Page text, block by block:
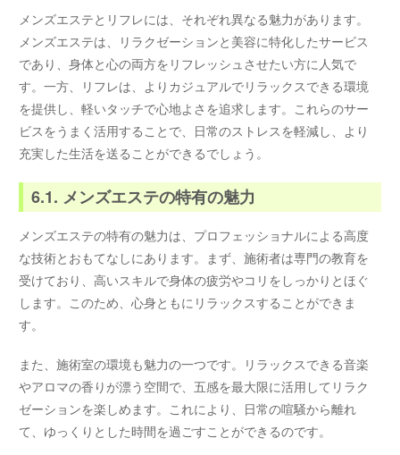
メンズエステとリフレには、それぞれ異なる魅力があります。
メンズエステは、リラクゼーションと美容に特化したサービス
であり、身体と心の両方をリフレッシュさせたい方に人気で
す。一方、リフレは、よりカジュアルでリラックスできる環境
を提供し、軽いタッチで心地よさを追求します。これらのサー
ビスをうまく活用することで、日常のストレスを軽減し、より
充実した生活を送ることができるでしょう。
6.1. メンズエステの特有の魅力
メンズエステの特有の魅力は、プロフェッショナルによる高度
な技術とおもてなしにあります。まず、施術者は専門の教育を
受けており、高いスキルで身体の疲労やコリをしっかりとほぐ
します。このため、心身ともにリラックスすることができま
す。
また、施術室の環境も魅力の一つです。リラックスできる音楽
やアロマの香りが漂う空間で、五感を最大限に活用してリラク
ゼーションを楽しめます。これにより、日常の喧騒から離れ
て、ゆっくりとした時間を過ごすことができるのです。